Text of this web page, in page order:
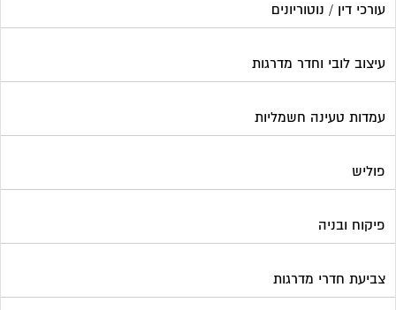
עורכי דין / נוטוריונים
עיצוב לובי וחדר מדרגות
עמדות טעינה חשמליות
פוליש
פיקוח ובניה
צביעת חדרי מדרגות